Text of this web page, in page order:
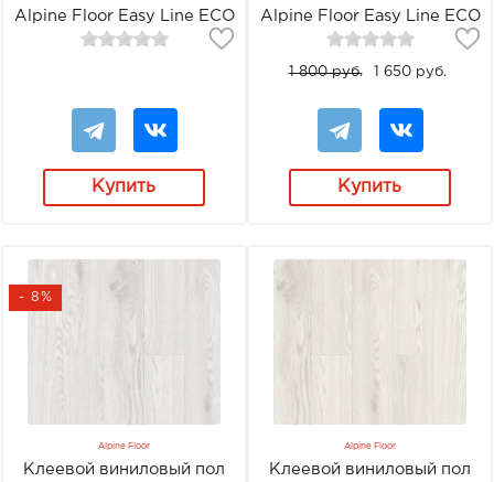
Alpine Floor Easy Line ECO
3-26 Дуб туманный
Купить
Alpine Floor Easy Line ECO
3-25 Французская ёлочка
1 800 руб. 1 650 руб.
Купить
- 8%
Alpine Floor
Клеевой виниловый пол
Alpine Floor
Клеевой виниловый пол